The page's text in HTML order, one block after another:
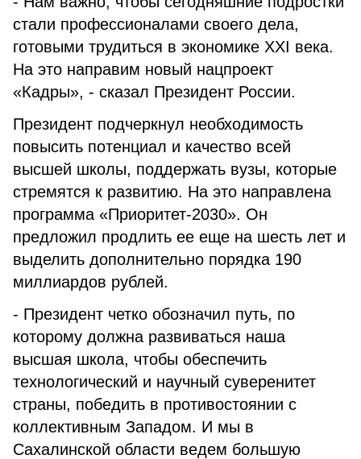
стали профессионалами своего дела,
готовыми трудиться в экономике XXI века.
На это направим новый нацпроект
«Кадры», - сказал Президент России.
Президент подчеркнул необходимость
повысить потенциал и качество всей
высшей школы, поддержать вузы, которые
стремятся к развитию. На это направлена
программа «Приоритет-2030». Он
предложил продлить ее еще на шесть лет и
выделить дополнительно порядка 190
миллиардов рублей.
- Президент четко обозначил путь, по
которому должна развиваться наша
высшая школа, чтобы обеспечить
технологический и научный суверенитет
страны, победить в противостоянии с
коллективным Западом. И мы в
Сахалинской области ведем большую